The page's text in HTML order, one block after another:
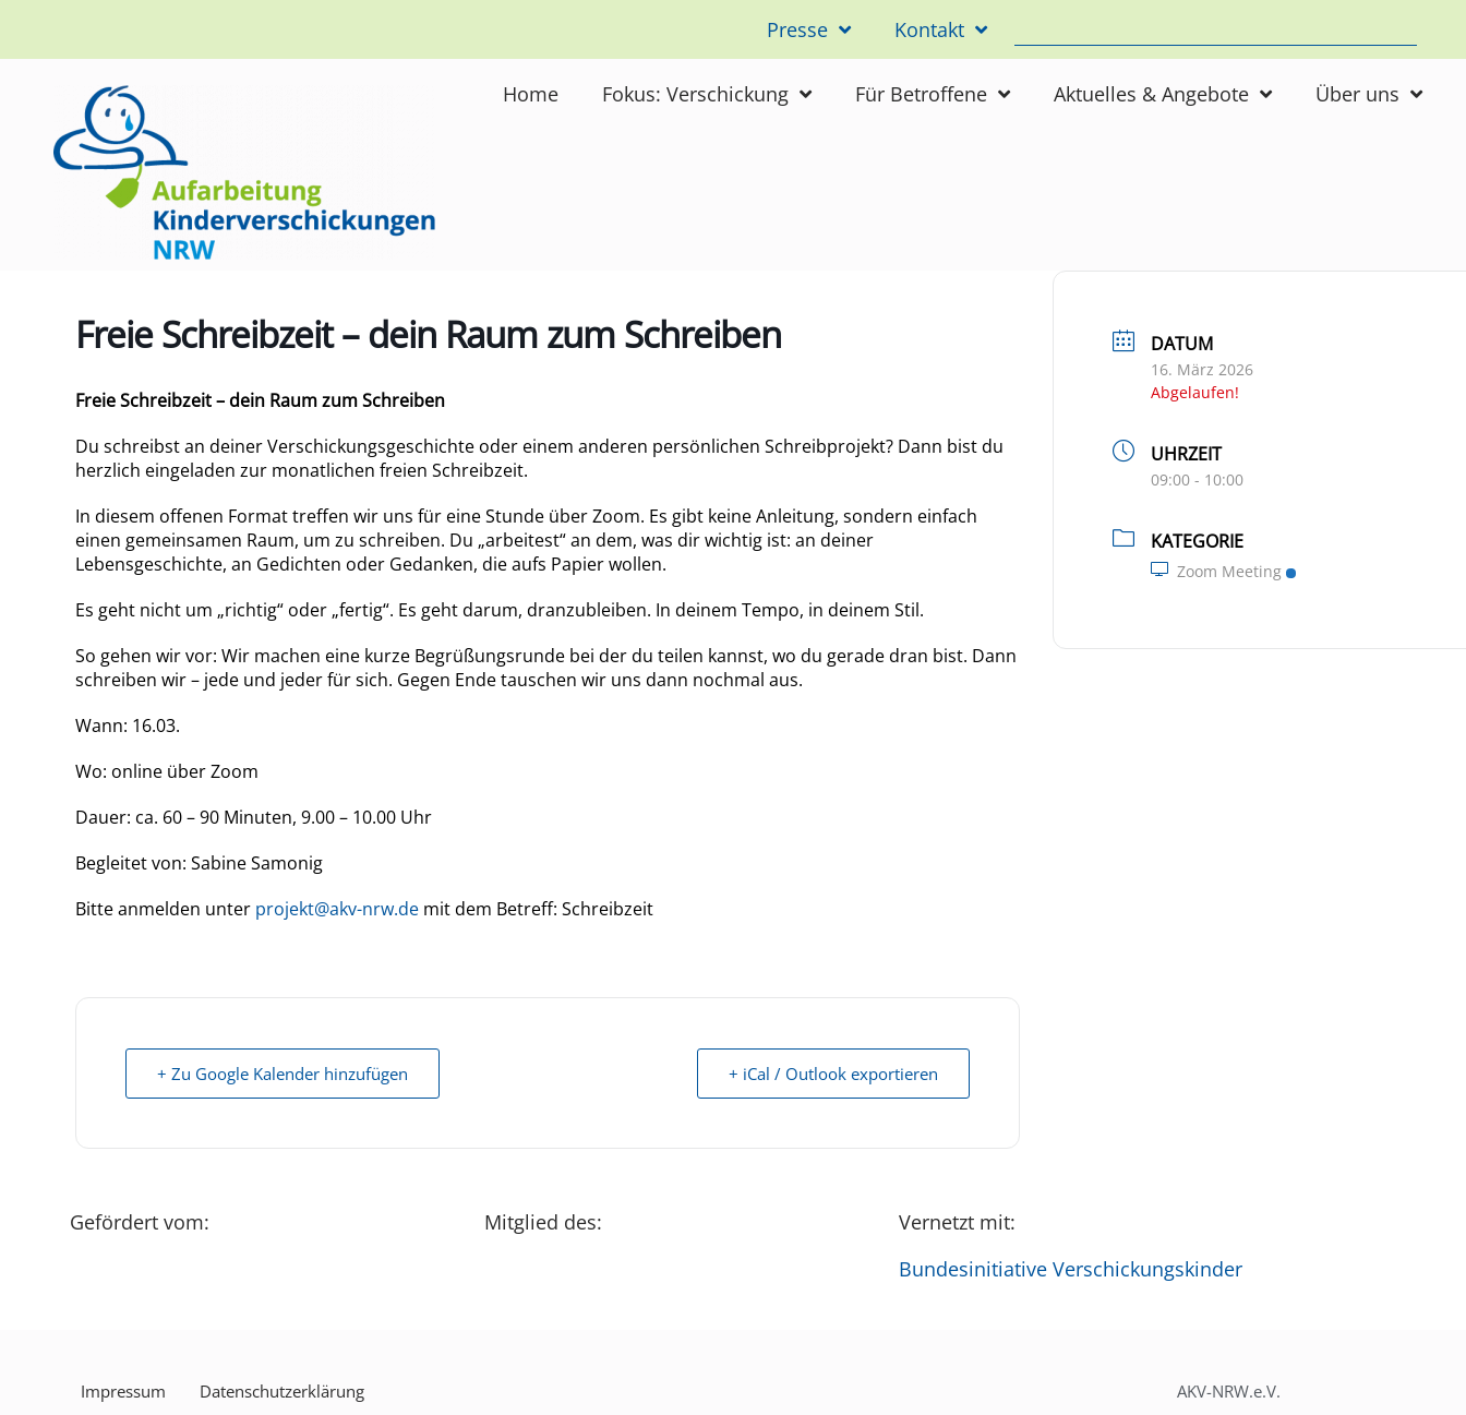
Presse Kontakt
Home Fokus: Verschickung Für Betroffene Aktuelles & Angebote Über uns
Freie Schreibzeit – dein Raum zum Schreiben
Freie Schreibzeit – dein Raum zum Schreiben
Du schreibst an deiner Verschickungsgeschichte oder einem anderen persönlichen Schreibprojekt? Dann bist du
herzlich eingeladen zur monatlichen freien Schreibzeit.
In diesem offenen Format treffen wir uns für eine Stunde über Zoom. Es gibt keine Anleitung, sondern einfach
einen gemeinsamen Raum, um zu schreiben. Du „arbeitest“ an dem, was dir wichtig ist: an deiner
Lebensgeschichte, an Gedichten oder Gedanken, die aufs Papier wollen.
Es geht nicht um „richtig“ oder „fertig“. Es geht darum, dranzubleiben. In deinem Tempo, in deinem Stil.
So gehen wir vor: Wir machen eine kurze Begrüßungsrunde bei der du teilen kannst, wo du gerade dran bist. Dann
schreiben wir – jede und jeder für sich. Gegen Ende tauschen wir uns dann nochmal aus.
Wann: 16.03.
Wo: online über Zoom
Dauer: ca. 60 – 90 Minuten, 9.00 – 10.00 Uhr
Begleitet von: Sabine Samonig
Bitte anmelden unter projekt@akv-nrw.demit dem Betreff: Schreibzeit
+ Zu Google Kalender hinzufügen + iCal / Outlook exportieren
DATUM
16. März 2026
Abgelaufen!
UHRZEIT
09:00 - 10:00
KATEGORIE
Zoom Meeting
Gefördert vom: Mitglied des:
Vernetzt mit:
Bundesinitiative Verschickungskinder
Impressum Datenschutzerklärung AKV-NRW.e.V.